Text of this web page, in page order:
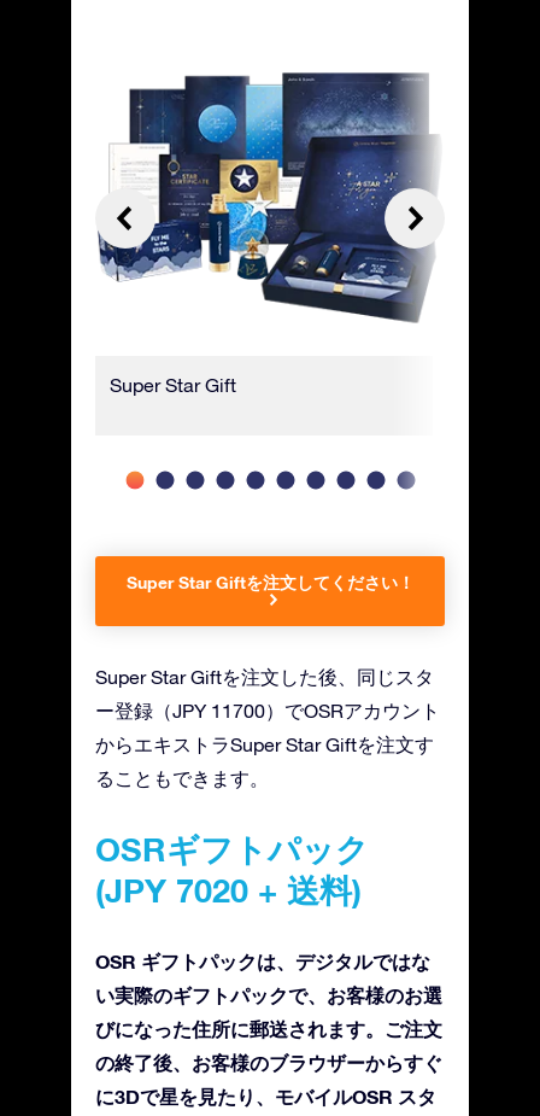
Super Star Gift
Super Star Giftを注文してください！
Super Star Giftを注文した後、同じスタ
ー登録（JPY 11700）でOSRアカウント
からエキストラSuper Star Giftを注文す
ることもできます。
OSRギフトパック
(JPY 7020 + 送料)
OSR ギフトパックは、デジタルではな
い実際のギフトパックで、お客様のお選
びになった住所に郵送されます。ご注文
の終了後、お客様のブラウザーからすぐ
に3Dで星を見たり、モバイルOSR スタ